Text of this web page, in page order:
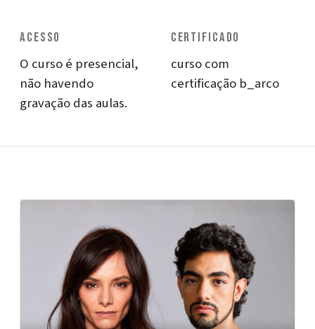
ACESSO
O curso é presencial,
não havendo
gravação das aulas.
CERTIFICADO
curso com
certificação b_arco